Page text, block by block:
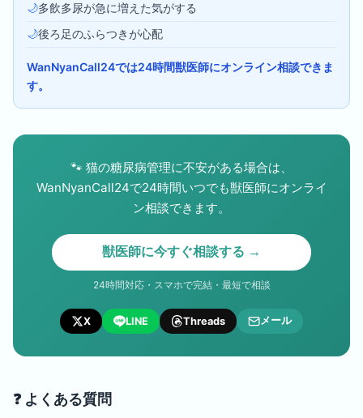
🌙多飲多尿が急に増えた気がする
🌙後ろ足のふらつきが心配
WanNyanCall24では24時間獣医師にオンライン相談できま
す。
🐾 猫の糖尿病管理に不安がある場合は、
WanNyanCall24で24時間いつでも獣医師にオンライ
ン相談できます。
獣医師に今すぐ相談する →
24時間対応・スマホで完結・最短で相談
X LINE Threads メール
❓ よくある質問